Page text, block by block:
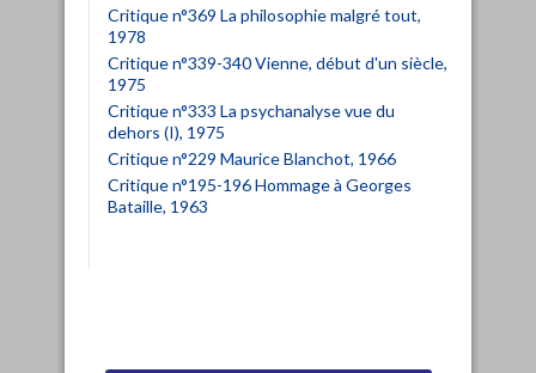
Critique n°369 La philosophie malgré tout,
1978
Critique n°339-340 Vienne, début d'un siècle,
1975
Critique n°333 La psychanalyse vue du
dehors (I), 1975
Critique n°229 Maurice Blanchot, 1966
Critique n°195-196 Hommage à Georges
Bataille, 1963